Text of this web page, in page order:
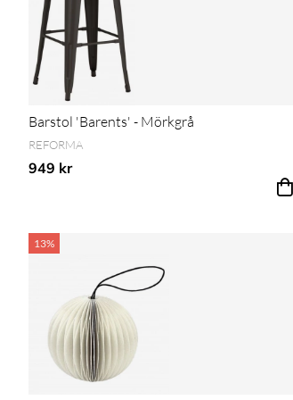
Barstol 'Barents' - Mörkgrå
REFORMA
949 kr
13%